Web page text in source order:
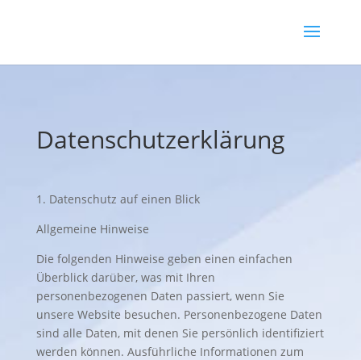
Datenschutzerklärung
1. Datenschutz auf einen Blick
Allgemeine Hinweise
Die folgenden Hinweise geben einen einfachen
Überblick darüber, was mit Ihren
personenbezogenen Daten passiert, wenn Sie
unsere Website besuchen. Personenbezogene Daten
sind alle Daten, mit denen Sie persönlich identifiziert
werden können. Ausführliche Informationen zum